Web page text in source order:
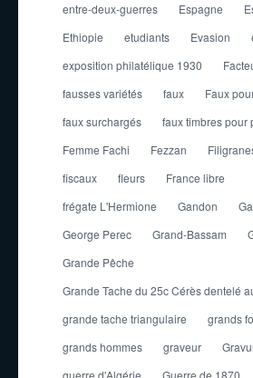
entre-deux-guerres
Espagne
Ethiopie
etudiants Evasion
exposition philatélique 1930
fausses variétés
faux
Faux
faux surchargés
faux timbres pour
Femme Fachi
Fezzan
fiscaux
fleurs
France libre
frégate L'Hermione
Gandon
George Perec
Grand-Bassam
Grande Pêche
Grande Tache du 25c Cérès dentelé
grande tache triangulaire
grands
grands hommes
graveur
guerre d'Algérie
Guerre de 1870